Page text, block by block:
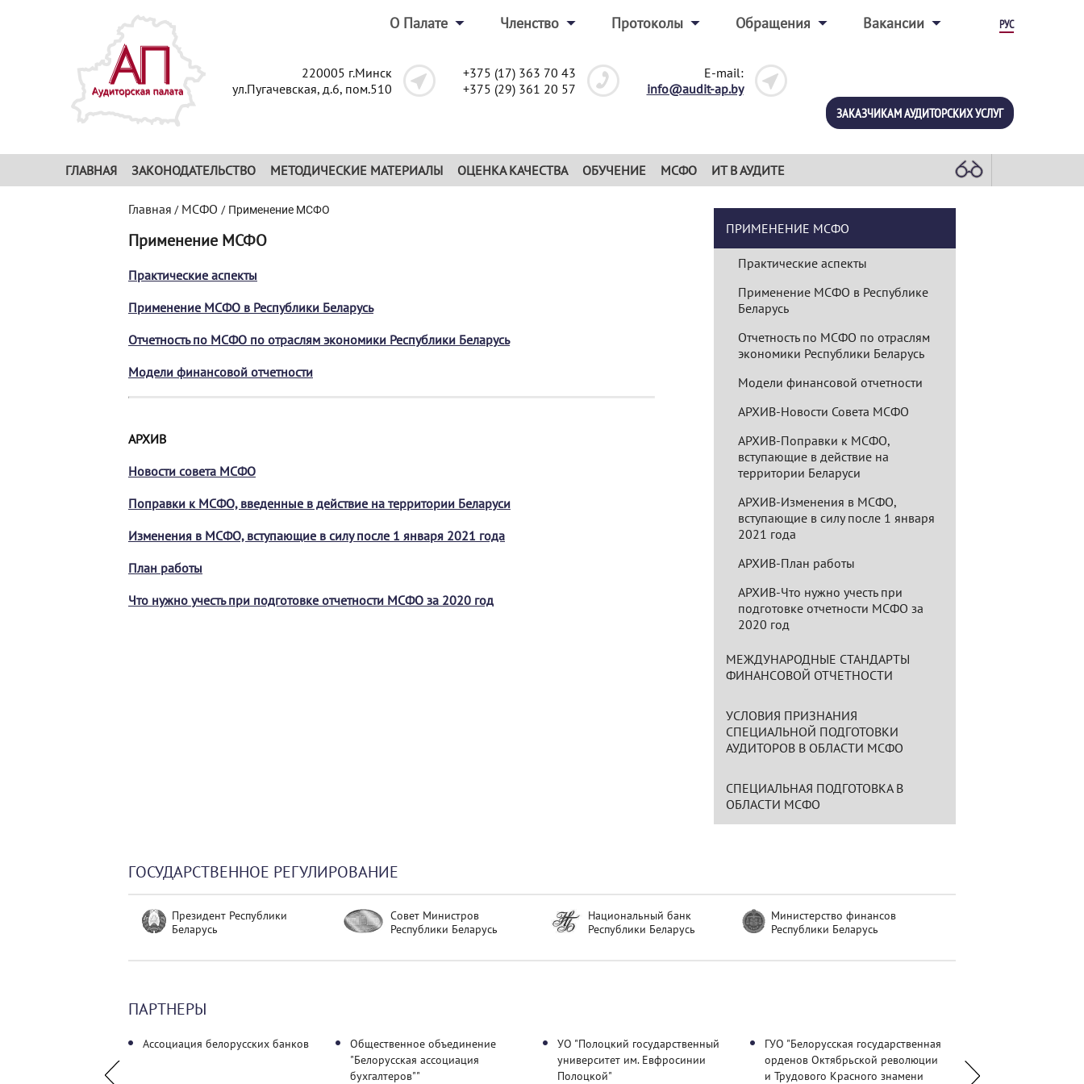
О Палате Членство Протоколы Обращения Вакансии РУС
220005 г.Минск
ул.Пугачевская, д.6, пом.510
+375 (17) 363 70 43
+375 (29) 361 20 57
E-mail:
info@audit-ap.by
ЗАКАЗЧИКАМ АУДИТОРСКИХ УСЛУГ
ГЛАВНАЯ ЗАКОНОДАТЕЛЬСТВО МЕТОДИЧЕСКИЕ МАТЕРИАЛЫ ОЦЕНКА КАЧЕСТВА ОБУЧЕНИЕ МСФО ИТ В АУДИТЕ
Главная / МСФО / Применение МСФО
Применение МСФО
Практические аспекты
Применение МСФО в Республики Беларусь
Отчетность по МСФО по отраслям экономики Республики Беларусь
Модели финансовой отчетности
АРХИВ
Новости совета МСФО
Поправки к МСФО, введенные в действие на территории Беларуси
Изменения в МСФО, вступающие в силу после 1 января 2021 года
План работы
Что нужно учесть при подготовке отчетности МСФО за 2020 год
ПРИМЕНЕНИЕ МСФО
Практические аспекты
Применение МСФО в Республике
Беларусь
Отчетность по МСФО по отраслям
экономики Республики Беларусь
Модели финансовой отчетности
АРХИВ-Новости Совета МСФО
АРХИВ-Поправки к МСФО,
вступающие в действие на
территории Беларуси
АРХИВ-Изменения в МСФО,
вступающие в силу после 1 января
2021 года
АРХИВ-План работы
АРХИВ-Что нужно учесть при
подготовке отчетности МСФО за
2020 год
МЕЖДУНАРОДНЫЕ СТАНДАРТЫ
ФИНАНСОВОЙ ОТЧЕТНОСТИ
УСЛОВИЯ ПРИЗНАНИЯ
СПЕЦИАЛЬНОЙ ПОДГОТОВКИ
АУДИТОРОВ В ОБЛАСТИ МСФО
СПЕЦИАЛЬНАЯ ПОДГОТОВКА В
ОБЛАСТИ МСФО
ГОСУДАРСТВЕННОЕ РЕГУЛИРОВАНИЕ
Президент Республики
Беларусь
Совет Министров
Республики Беларусь
Национальный банк
Республики Беларусь
Министерство финансов
Республики Беларусь
ПАРТНЕРЫ
Ассоциация белорусских банков
Общественное объединение
"Белорусская ассоциация
бухгалтеров""
УО "Полоцкий государственный
университет им. Евфросинии
Полоцкой"
ГУО "Белорусская государственная
орденов Октябрьской революции
и Трудового Красного знамени
химических